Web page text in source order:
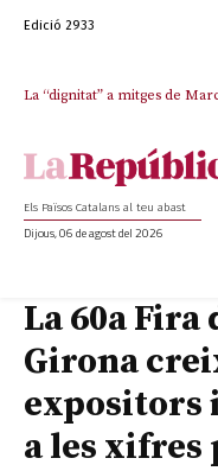
Edició 2933
La “dignitat” a mitges de
Els Països Catalans al teu abast
Dijous, 06 de agost del 2026
La 60a Fira
Girona
expositors
a les xifres